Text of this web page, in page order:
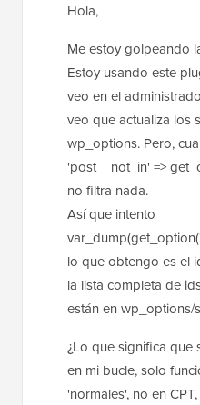
Hola,
Me estoy golpeando
Estoy usando este
veo en el
veo que actualiza los
wp_options. Pero,
'post__not_in' =>
no filtra nada.
Así que intento
lo que obtengo es el
la lista completa de
están en wp_options/
¿Lo que significa que
en mi bucle, solo
'normales', no en